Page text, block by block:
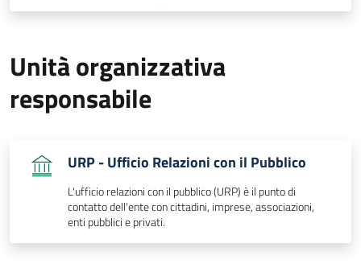
Unità organizzativa
responsabile
URP - Ufficio Relazioni con il Pubblico
L'ufficio relazioni con il pubblico (URP) è il punto di
contatto dell'ente con cittadini, imprese, associazioni,
enti pubblici e privati.